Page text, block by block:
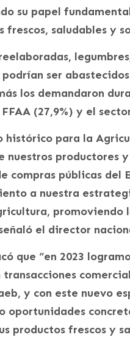
su papel
saludables y
ser
los demandaron
(27,9%) y el
histórico para la
nuestros productores
compras públicas del
a nuestra
el director
que “en 2023
y con este nuevo
oportunidades
productos frescos y